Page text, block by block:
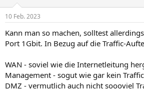
e
:
10 Feb. 2023
Kann man so machen, solltest
Port 1Gbit. In Bezug auf die Traffic-
WAN - soviel wie die Internetleitung
Management - sogut wie gar kein Traffic
DMZ - vermutlich auch nicht soooviel